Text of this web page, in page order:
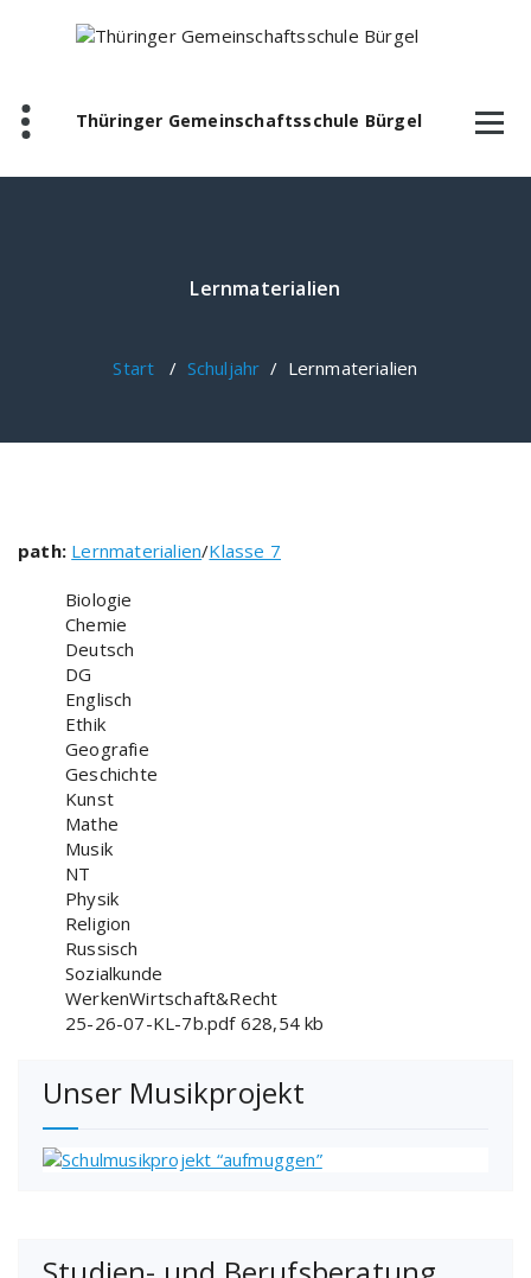
Thüringer Gemeinschaftsschule Bürgel
Lernmaterialien
Start / Schuljahr / Lernmaterialien
path: Lernmaterialien/Klasse 7
Biologie
Chemie
Deutsch
DG
Englisch
Ethik
Geografie
Geschichte
Kunst
Mathe
Musik
NT
Physik
Religion
Russisch
Sozialkunde
WerkenWirtschaft&Recht
25-26-07-KL-7b.pdf 628,54 kb
Unser Musikprojekt